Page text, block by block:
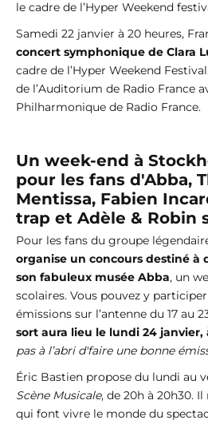
le cadre de l’Hyper Weekend
Samedi 22 janvier à 20 heures,
concert symphonique de Clara
cadre de l’Hyper Weekend
de l’Auditorium de Radio France
Philharmonique de Radio France.
Un week-end à
pour les fans d'Abba,
Mentissa, Fabien
trap et Adèle & Robin
Pour les fans du groupe
organise un concours destiné à
son fabuleux musée Abba, un
scolaires. Vous pouvez y
émissions sur l’antenne du 17 au
sort aura lieu le lundi 24 janvier,
pas à l’abri d'faire une bonne
Éric Bastien propose du lundi au
Scène Musicale, de 20h à 20h30.
qui font vivre le monde du